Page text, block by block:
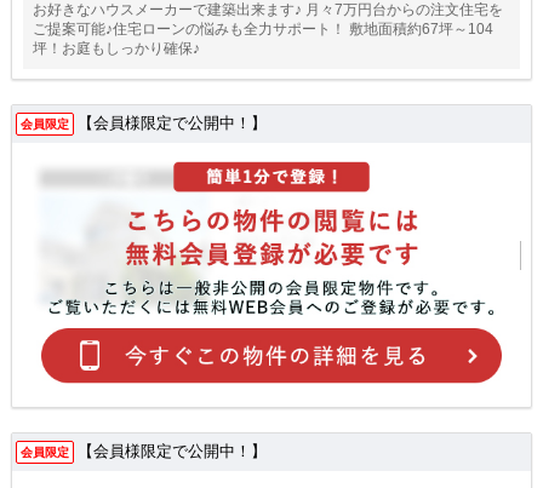
お好きなハウスメーカーで建築出来ます♪ 月々7万円台からの注文住宅を
ご提案可能♪住宅ローンの悩みも全力サポート！ 敷地面積約67坪～104
坪！お庭もしっかり確保♪
会員限定 【会員様限定で公開中！】
会員限定 【会員様限定で公開中！】